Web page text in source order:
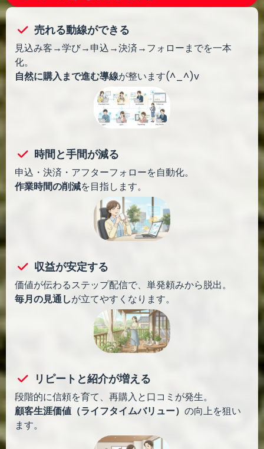
売れる動線ができる
見込み客→学び→申込→決済→フォローまでを一本
化。
自然に購入まで進む導線が整います(^_^)v
時間と手間が減る
申込・決済・アフターフォローを自動化。
作業時間の削減を目指します。
収益が安定する
価値が伝わるステップ配信で、単発頼みから脱出。
毎月の見通しが立てやすくなります。
リピートと紹介が増える
段階的に信頼を育て、再購入と口コミが発生。
顧客生涯価値（ライフタイムバリュー） の向上を狙い
ます。